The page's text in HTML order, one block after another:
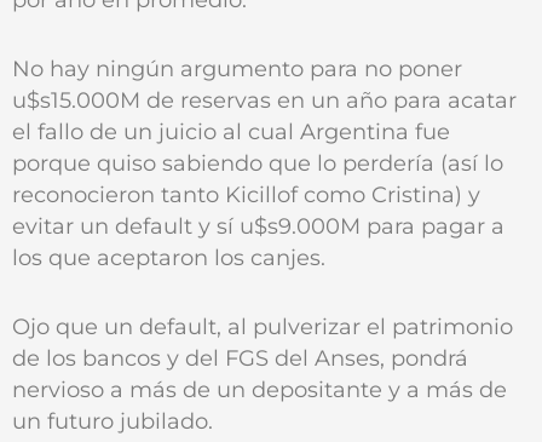
No hay ningún argumento para no poner
u$s15.000M de reservas en un año para acatar
el fallo de un juicio al cual Argentina fue
porque quiso sabiendo que lo perdería (así lo
reconocieron tanto Kicillof como Cristina) y
evitar un default y sí u$s9.000M para pagar a
los que aceptaron los canjes.
Ojo que un default, al pulverizar el patrimonio
de los bancos y del FGS del Anses, pondrá
nervioso a más de un depositante y a más de
un futuro jubilado.